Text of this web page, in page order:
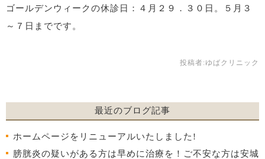
ゴールデンウィークの休診日：４月２９．３０日。５月３
～７日までです。
投稿者: ゆばクリニック
最近のブログ記事
ホームページをリニューアルいたしました!
膀胱炎の疑いがある方は早めに治療を！ご不安な方は安城